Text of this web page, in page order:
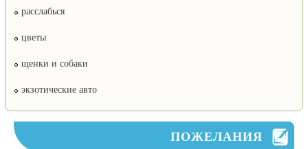
расслабься
цветы
щенки и собаки
экзотические авто
ПОЖЕЛАНИЯ